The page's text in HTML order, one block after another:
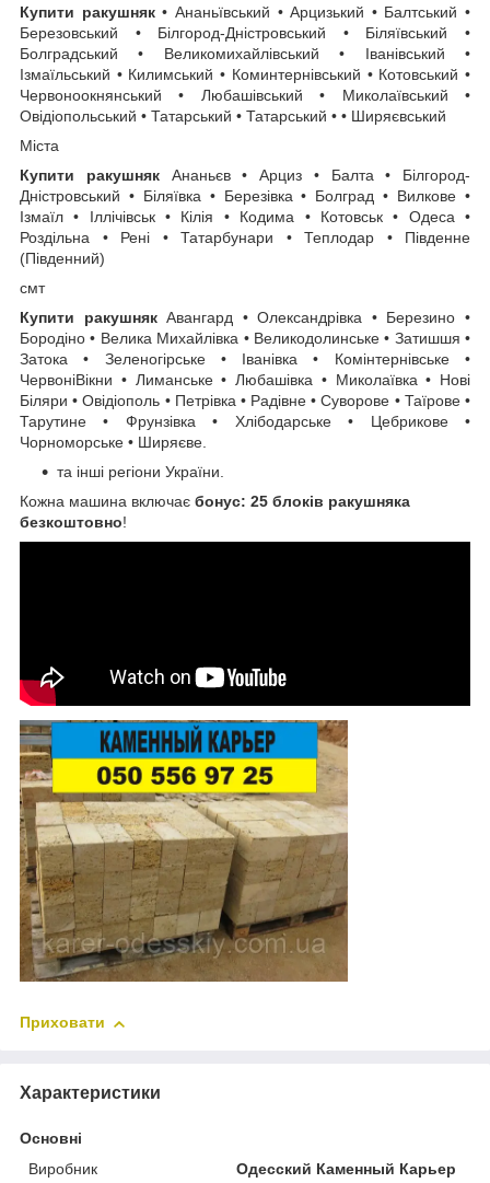
Купити ракушняк• Ананьївський • Арцизький • Балтський •
Березовський • Білгород-Дністровський • Біляївський •
Болградський • Великомихайлівський • Іванівський •
Ізмаїльський • Килимський • Коминтернівський • Котовський •
Червоноокнянський • Любашівський • Миколаївський •
Овідіопольський • Татарський • Татарський • • Ширяєвський
Міста
Купити ракушняк Ананьєв • Арциз • Балта • Білгород-
Дністровський • Біляївка • Березівка ​​• Болград • Вилкове •
Ізмаїл • Іллічівськ • Кілія • Кодима • Котовськ • Одеса •
Роздільна • Рені • Татарбунари • Теплодар • Південне
(Південний)
смт
Купити ракушнякАвангард • Олександрівка • Березино •
Бородіно • Велика Михайлівка • Великодолинське • Затишшя •
Затока • Зеленогірське • Іванівка • Комінтернівське •
ЧервоніВікни • Лиманське • Любашівка • Миколаївка • Нові
Біляри • Овідіополь • Петрівка • Радівне • Суворове • Таїрове •
Тарутине • Фрунзівка ​​• Хлібодарське • Цебрикове •
Чорноморське • Ширяєве.
та інші регіони України.
Кожна машина включає бонус: 25 блоків ракушняка
безкоштовно!
Приховати
Характеристики
Основні
Виробник
Одесский Каменный Карьер